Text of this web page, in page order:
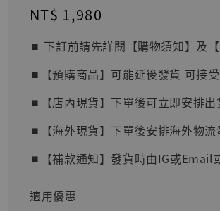
Regular
price
NT$ 1,980
⏹︎ 下訂前請先詳閱【購物須知】及【
⏹︎【預購商品】可能延後發貨 可接
⏹︎【店內現貨】下單後可立即安排出
⏹︎【海外現貨】下單後安排海外物流
⏹︎【補款通知】發貨時由IG或Email
適用優惠